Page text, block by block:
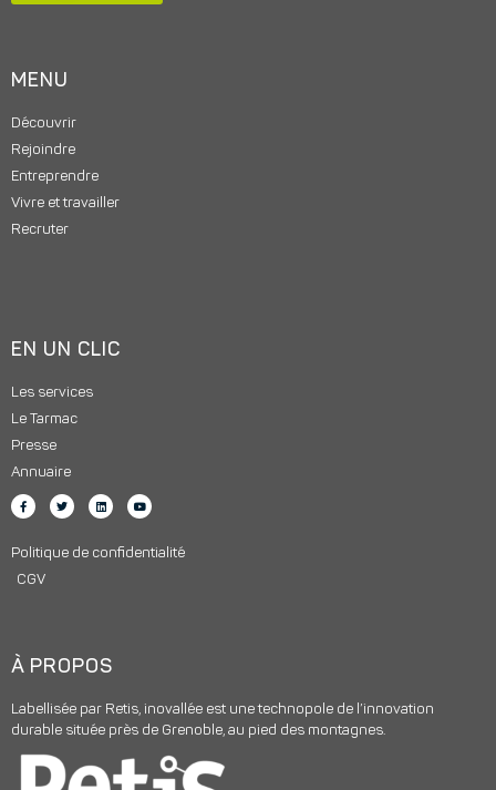
MENU
Découvrir
Rejoindre
Entreprendre
Vivre et travailler
Recruter
EN UN CLIC
Les services
Le Tarmac
Presse
Annuaire
Politique de confidentialité
CGV
À PROPOS
Labellisée par Retis, inovallée est une technopole de l’innovation
durable située près de Grenoble, au pied des montagnes.